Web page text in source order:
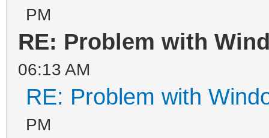
PM
RE: Problem with
06:13 AM
RE: Problem with
PM